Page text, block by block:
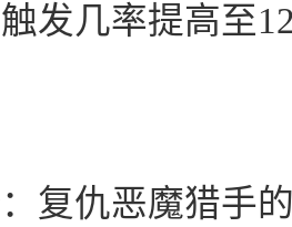
发几率提高至
复仇恶魔猎手